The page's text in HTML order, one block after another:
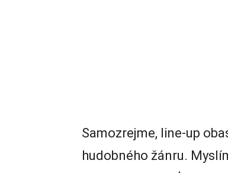
Samozrejme, line-up
hudobného žánru.